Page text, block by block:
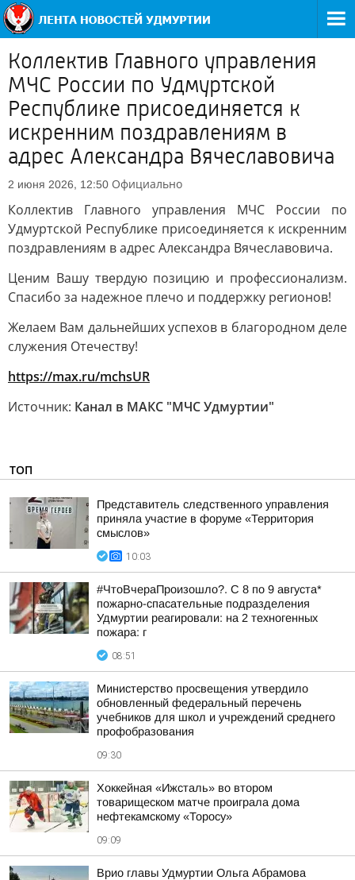
Коллектив Главного управления
МЧС России по Удмуртской
Республике присоединяется к
искренним поздравлениям в
адрес Александра Вячеславовича
2 июня 2026, 12:50 Официально
Коллектив Главного управления МЧС России по
Удмуртской Республике присоединяется к искренним
поздравлениям в адрес Александра Вячеславовича.
Ценим Вашу твердую позицию и профессионализм.
Спасибо за надежное плечо и поддержку регионов!
Желаем Вам дальнейших успехов в благородном деле
служения Отечеству!
https://max.ru/mchsUR
Источник: Канал в МАКС "МЧС Удмуртии"
ТОП
Представитель следственного управления
приняла участие в форуме «Территория
смыслов»
10:03
#ЧтоВчераПроизошло?. С 8 по 9 августа*
пожарно-спасательные подразделения
Удмуртии реагировали: на 2 техногенных
пожара: г
08:51
Министерство просвещения утвердило
обновленный федеральный перечень
учебников для школ и учреждений среднего
профобразования
09:30
Хоккейная «Ижсталь» во втором
товарищеском матче проиграла дома
нефтекамскому «Торосу»
09:09
Врио главы Удмуртии Ольга Абрамова